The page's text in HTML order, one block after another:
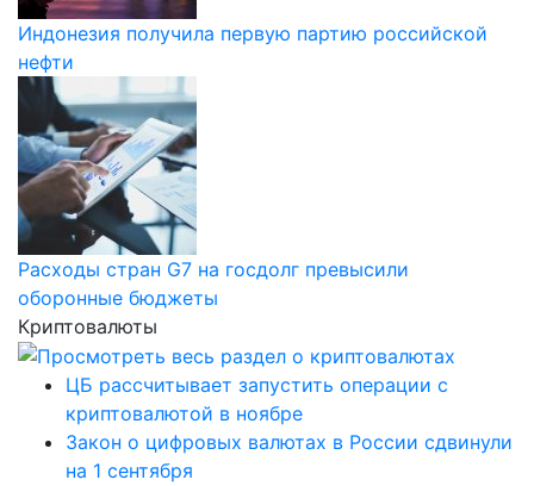
Индонезия получила первую партию российской
нефти
Расходы стран G7 на госдолг превысили
оборонные бюджеты
Криптовалюты
ЦБ рассчитывает запустить операции с
криптовалютой в ноябре
Закон о цифровых валютах в России сдвинули
на 1 сентября